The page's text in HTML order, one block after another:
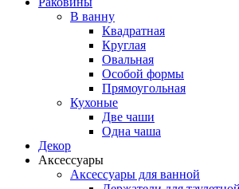
В ванну
Квадратная
Круглая
Овальная
Особой формы
Прямоугольная
Кухоные
Две чаши
Одна чаша
Декор
Аксессуары
Аксессуары для ванной